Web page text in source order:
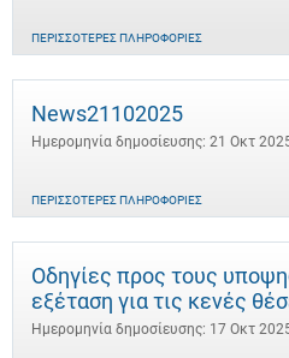
ΠΕΡΙΣΣΌΤΕΡΕΣ ΠΛΗΡΟΦΟΡΊΕΣ
News21102025
Ημερομηνία δημοσίευσης: 21 Οκτ
ΠΕΡΙΣΣΌΤΕΡΕΣ ΠΛΗΡΟΦΟΡΊΕΣ
Οδηγίες προς τους
εξέταση για τις κενές
Ημερομηνία δημοσίευσης: 17 Οκτ